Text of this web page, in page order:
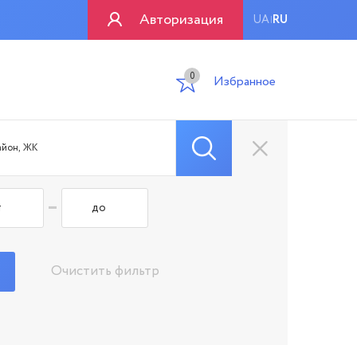
Авторизация UA|RU
0 Избранное
-
Очистить фильтр